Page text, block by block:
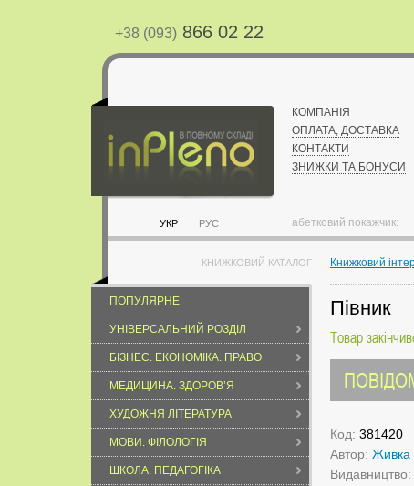
+38 (093) 866 02 22
УКР РУС
КОМПАНІЯ
ОПЛАТА, ДОСТАВКА
КОНТАКТИ
ЗНИЖКИ ТА БОНУСИ
абетковий покажчик:
КНИЖКОВИЙ КАТАЛОГ
ПОПУЛЯРНЕ
УНІВЕРСАЛЬНИЙ РОЗДІЛ
БІЗНЕС. ЕКОНОМІКА. ПРАВО
МЕДИЦИНА. ЗДОРОВ’Я
ХУДОЖНЯ ЛІТЕРАТУРА
МОВИ. ФІЛОЛОГІЯ
ШКОЛА. ПЕДАГОГІКА
Книжковий
Півник
Товар
Код: 381420
Автор: Живка
Видавництво: